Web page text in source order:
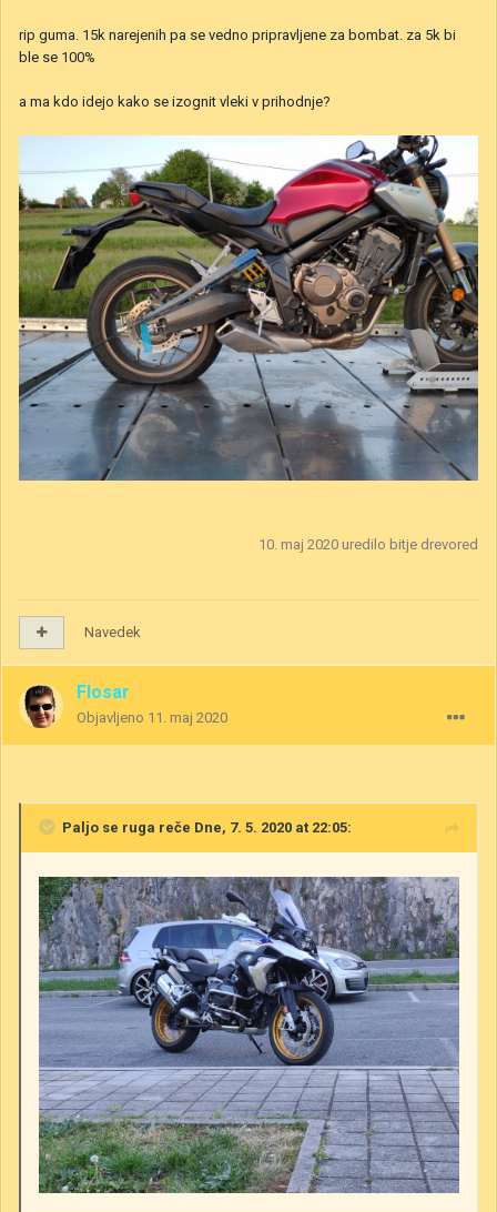
rip guma. 15k narejenih pa se vedno pripravljene za bombat. za 5k bi
ble se 100%
a ma kdo idejo kako se izognit vleki v prihodnje?
10. maj 2020 uredilo bitje drevored
Navedek
Flosar
Objavljeno 11. maj 2020
Paljo se ruga reče Dne, 7. 5. 2020 at 22:05: